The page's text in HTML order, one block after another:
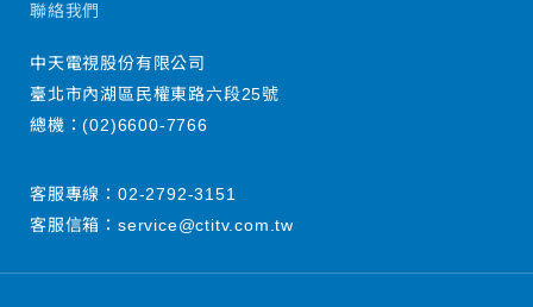
聯絡我們
中天電視股份有限公司
臺北市內湖區民權東路六段25號
總機：(02)6600-7766
客服專線： 02-2792-3151
客服信箱： service@ctitv.com.tw